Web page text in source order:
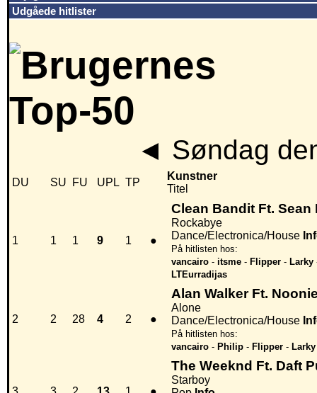
Udgåede hitlister
◄ Søndag
DU SU FU UPL TP
Kunstner
Titel
1 1 1 9 1 ●
Clean Bandit Ft. Sean
Rockabye
Dance/Electronica/House
På hitlisten hos:
vancairo - itsme - Flipper - Larky
LTEurradijas
2 2 28 4 2 ●
Alan Walker Ft.
Alone
Dance/Electronica/House
På hitlisten hos:
vancairo - Philip - Flipper - Larky
The Weeknd Ft. Daft
Starboy